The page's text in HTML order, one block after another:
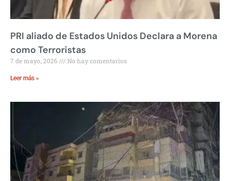
PRI aliado de Estados Unidos Declara a Morena
como Terroristas
7 de mayo, 2026 No hay comentarios
Leer más »